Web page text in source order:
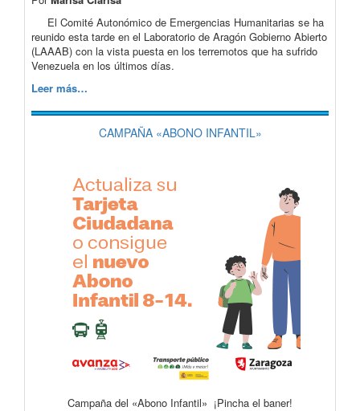
El Comité Autonómico de Emergencias Humanitarias se ha
reunido esta tarde en el Laboratorio de Aragón Gobierno Abierto
(LAAAB) con la vista puesta en los terremotos que ha sufrido
Venezuela en los últimos días.
Leer más…
CAMPAÑA «ABONO INFANTIL»
Campaña del «Abono Infantil» ¡Pincha el baner!